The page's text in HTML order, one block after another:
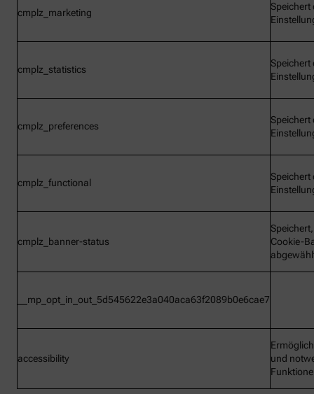
cmplz_marketing
Speichert
cmplz_statistics
Speichert
cmplz_preferences
Speichert
cmplz_functional
Speichert
cmplz_banner-status
Cookie-
__mp_opt_in_out_5d545622e3a040aca63f2089b0e6cae7
accessibility
und